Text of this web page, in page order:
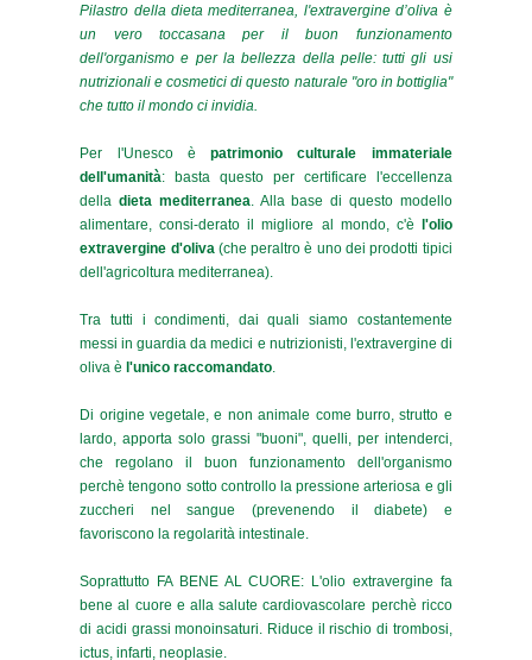
Pilastro della dieta mediterranea, l'extravergine d’oliva è
un vero toccasana per il buon funzionamento
dell'organismo e per la bellezza della pelle: tutti gli usi
nutrizionali e cosmetici di questo naturale "oro in bottiglia"
che tutto il mondo ci invidia.
Per l'Unesco èpatrimonio culturale immateriale
dell'umanità: basta questo per certificare l'eccellenza
della dieta mediterranea. Alla base di questo modello
alimentare, consi-derato il migliore al mondo, c'è
l'olio
extravergine d'oliva(che peraltro è uno dei prodotti tipici
dell'agricoltura mediterranea).
Tra tutti i condimenti, dai quali siamo costantemente
messi in guardia da medici e nutrizionisti, l'extravergine di
oliva è l'unico raccomandato.
Di origine vegetale, e non animale come burro, strutto e
lardo, apporta solo grassi "buoni", quelli, per intenderci,
che regolano il buon funzionamento dell'organismo
perchè tengono sotto controllo la pressione arteriosa e gli
zuccheri nel sangue (prevenendo il diabete) e
favoriscono la regolarità intestinale.
Soprattutto FA BENE AL CUORE: L'olio extravergine fa
bene al cuore e alla salute cardiovascolare perchè ricco
di acidi grassi monoinsaturi. Riduce il rischio di trombosi,
ictus, infarti, neoplasie.